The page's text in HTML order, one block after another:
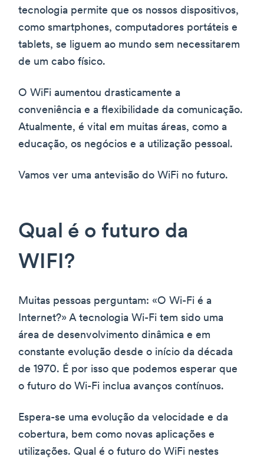
tecnologia permite que os nossos dispositivos,
como smartphones, computadores portáteis e
tablets, se liguem ao mundo sem necessitarem
de um cabo físico.
O WiFi aumentou drasticamente a
conveniência e a flexibilidade da comunicação.
Atualmente, é vital em muitas áreas, como a
educação, os negócios e a utilização pessoal.
Vamos ver uma antevisão do WiFi no futuro.
Qual é o futuro da
WIFI?
Muitas pessoas perguntam: «O Wi-Fi é a
Internet?» A tecnologia Wi-Fi tem sido uma
área de desenvolvimento dinâmica e em
constante evolução desde o início da década
de 1970. É por isso que podemos esperar que
o futuro do Wi-Fi inclua avanços contínuos.
Espera-se uma evolução da velocidade e da
cobertura, bem como novas aplicações e
utilizações. Qual é o futuro do WiFi nestes